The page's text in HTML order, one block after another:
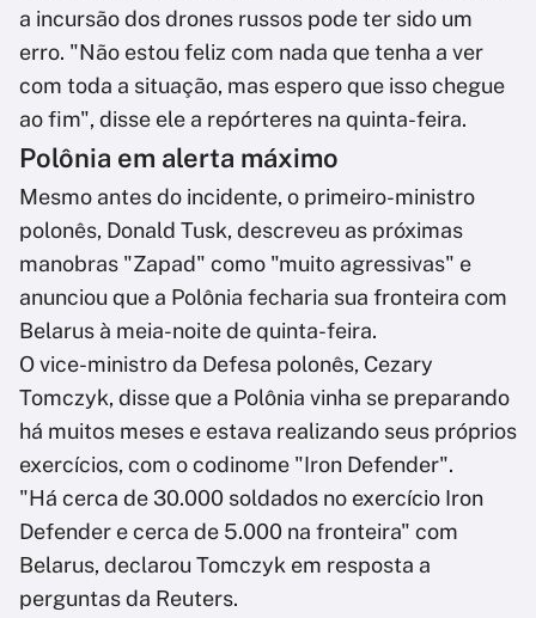
a incursão dos drones russos pode ter sido um
erro. "Não estou feliz com nada que tenha a ver
com toda a situação, mas espero que isso chegue
ao fim", disse ele a repórteres na quinta-feira.
Polônia em alerta máximo
Mesmo antes do incidente, o primeiro-ministro
polonês, Donald Tusk, descreveu as próximas
manobras "Zapad" como "muito agressivas" e
anunciou que a Polônia fecharia sua fronteira com
Belarus à meia-noite de quinta-feira.
O vice-ministro da Defesa polonês, Cezary
Tomczyk, disse que a Polônia vinha se preparando
há muitos meses e estava realizando seus próprios
exercícios, com o codinome "Iron Defender".
"Há cerca de 30.000 soldados no exercício Iron
Defender e cerca de 5.000 na fronteira" com
Belarus, declarou Tomczyk em resposta a
perguntas da Reuters.